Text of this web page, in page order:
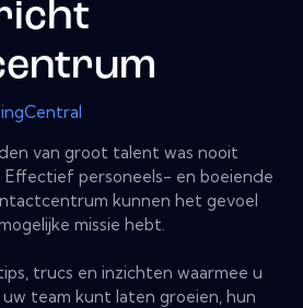
van groot talent was nooit
Effectief personeels- en boeiende
kunnen het gevoel
missie hebt.
trucs en inzichten waarmee u
team kunt laten groeien, hun